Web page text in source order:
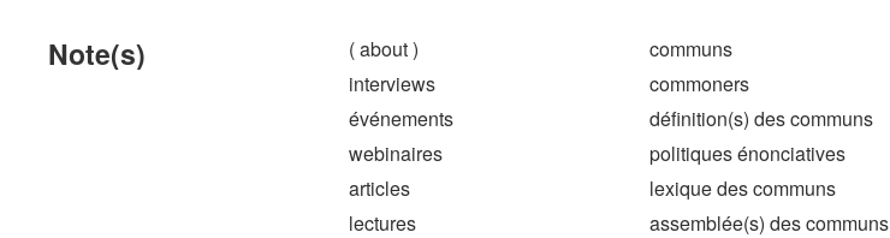
Note(s)
( about )
interviews
événements
webinaires
articles
lectures
communs
commoners
définition(s) des communs
politiques énonciatives
lexique des communs
assemblée(s) des communs